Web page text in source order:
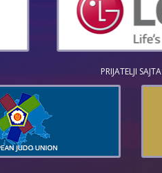
PRIJATELJI SAJTA